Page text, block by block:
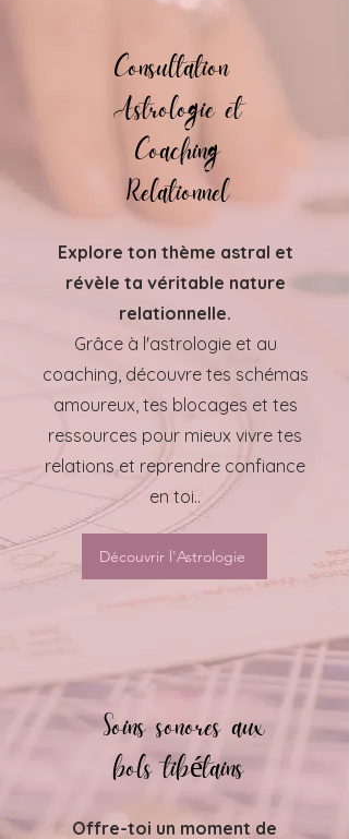
Consultation
Astrologie et
Coaching
Relationnel
Explore ton thème astral et
révèle ta véritable nature
relationnelle.
Grâce à l'astrologie et au
coaching, découvre tes schémas
amoureux, tes blocages et tes
ressources pour mieux vivre tes
relations et reprendre confiance
en toi..
Découvrir l'Astrologie
Soins sonores aux
bols tibétains
Offre-toi un moment de